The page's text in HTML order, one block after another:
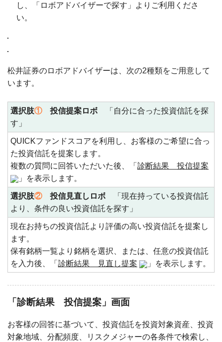
し、「ロボアドバイザーで探す」よりご利用くださ
い。
松井証券のロボアドバイザーは、次の2種類をご用意して
います。
選択肢①投信提案ロボ 「自分に合った投資信託を探
す」
QUICKファンドスコアを利用し、お客様のご希望に合っ
た投資信託を提案します。
複数の質問に回答いただいた後、「 診断結果 投信提案
」を表示します。
選択肢②投信見直しロボ
「現在持っている投資信託
より、条件の良い投資信託を探す」
現在お持ちの投資信託より評価の高い投資信託を提案し
ます。
保有銘柄一覧より銘柄を選択、または、任意の投資信託
を入力後、「 診断結果 見直し提案 」を表示します。
「診断結果 投信提案」画面
お客様の回答に基づいて、投資信託を投資対象資産、投資
対象地域、分配頻度、リスクメジャーの各条件で検索し、